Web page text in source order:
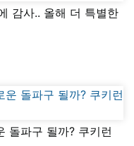
감사.. 올해 더 특별한
돌파구 될까? 쿠키런